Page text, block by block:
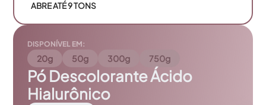
ABRE ATÉ 9 TONS
DISPONÍVEL EM:
20g 50g 300g 750g
Pó Descolorante Ácido
Hialurônico